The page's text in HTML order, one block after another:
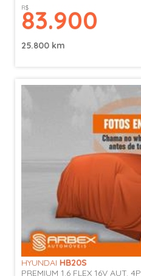
R$
83.900
25.800 km
HYUNDAI HB20S
PREMIUM 1.6 FLEX 16V AUT. 4P